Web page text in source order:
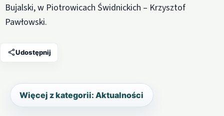
Bujalski, w Piotrowicach Świdnickich – Krzysztof
Pawłowski.
Udostępnij
Więcej z kategorii: Aktualności